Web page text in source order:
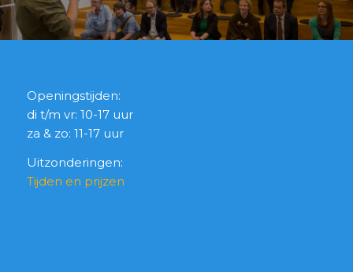
Openingstijden:
di t/m vr: 10-17 uur
za & zo: 11-17 uur
Uitzonderingen:
Tijden en prijzen